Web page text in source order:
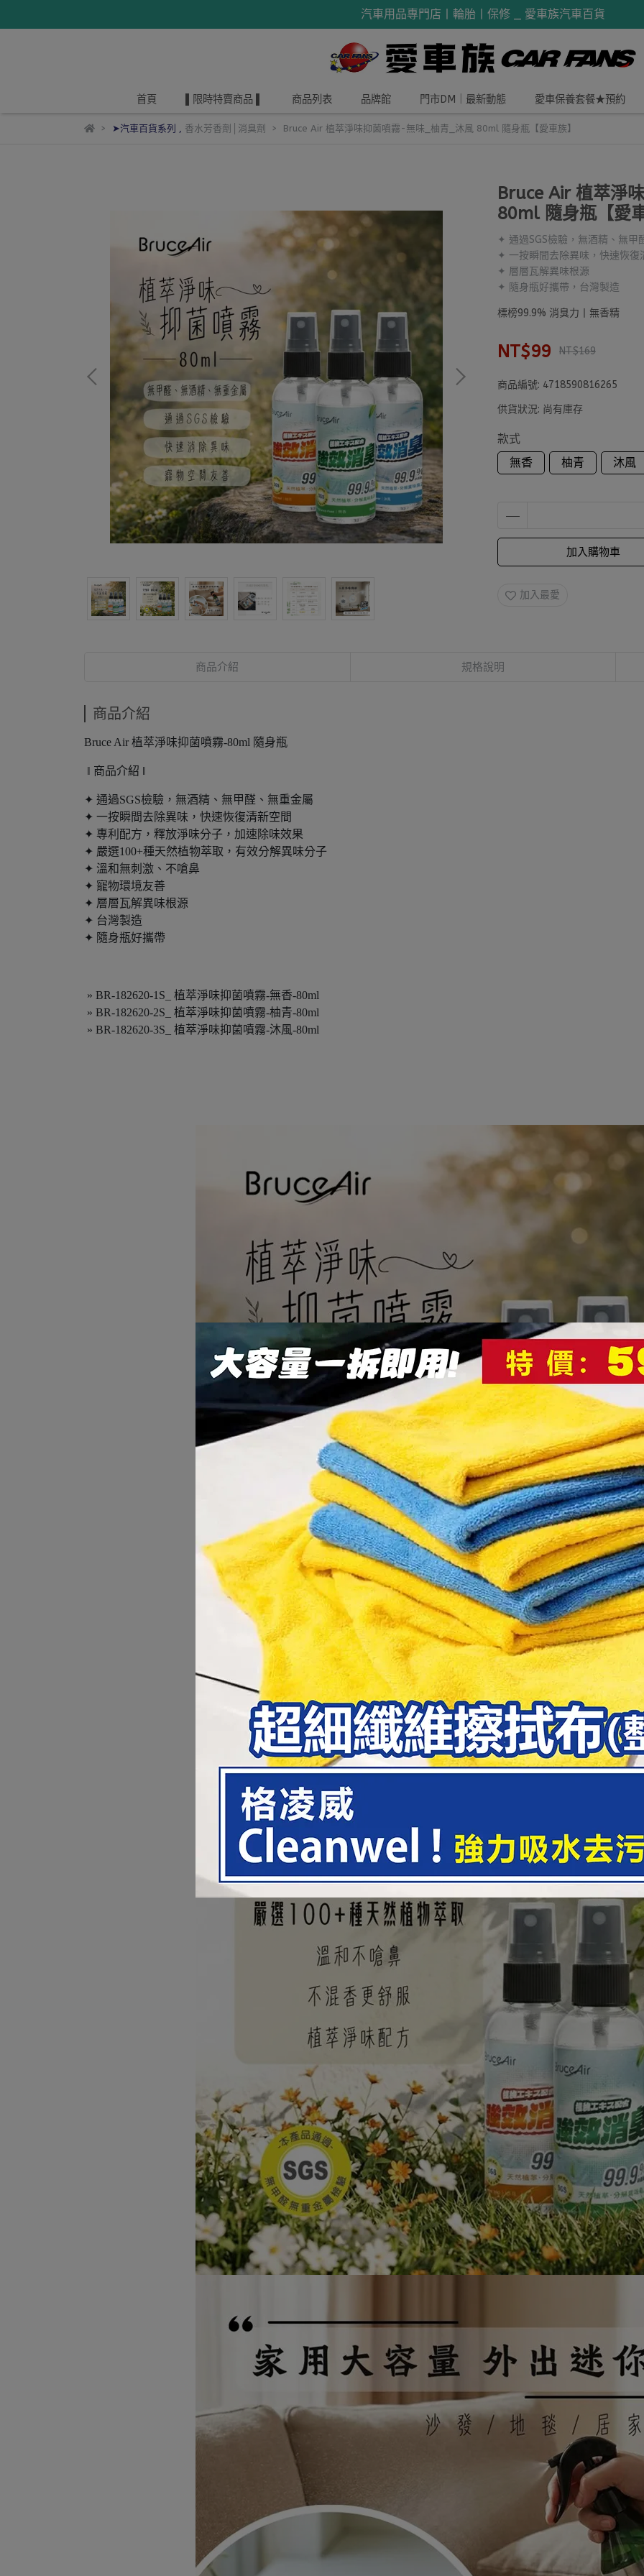
汽車用品專門店丨輪胎丨保修 _ 愛車族汽車百貨
首頁 ▌限時特賣商品 ▌ 商品列表 品牌館 門市DM｜最新動態 愛車保養套餐★預約
➤汽車百貨系列 , 香水芳香劑│消臭劑 Bruce Air 植萃淨味抑菌噴霧-無味_柚青_沐風 80ml 隨身瓶【愛車族】
Bruce Air 植萃淨
80ml 隨身瓶【愛
✦ 通過SGS檢驗，無酒精、無甲
✦ 一按瞬間去除異味，快速恢復
✦ 層層瓦解異味根源
✦ 隨身瓶好攜帶，台灣製造
標榜99.9% 消臭力丨無香精
NT$99 NT$169
商品編號: 4718590816265
供貨狀況: 尚有庫存
款式
無香
柚青 沐風
加入購物車
加入最愛
商品介紹 規格說明
商品介紹
Bruce Air 植萃淨味抑菌噴霧-80ml 隨身瓶
‖ 商品介紹 ‖
✦ 通過SGS檢驗，無酒精、無甲醛、無重金屬
✦ 一按瞬間去除異味，快速恢復清新空間
✦ 專利配方，釋放淨味分子，加速除味效果
✦ 嚴選100+種天然植物萃取，有效分解異味分子
✦ 溫和無刺激、不嗆鼻
✦ 寵物環境友善
✦ 層層瓦解異味根源
✦ 台灣製造
✦ 隨身瓶好攜帶
» BR-182620-1S_ 植萃淨味抑菌噴霧-無香-80ml
» BR-182620-2S_ 植萃淨味抑菌噴霧-柚青-80ml
» BR-182620-3S_ 植萃淨味抑菌噴霧-沐風-80ml